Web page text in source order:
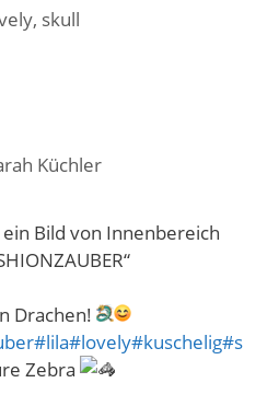
, skull
Küchler
Drachen!
#lila#lovely#kuschelig#s
Zebra